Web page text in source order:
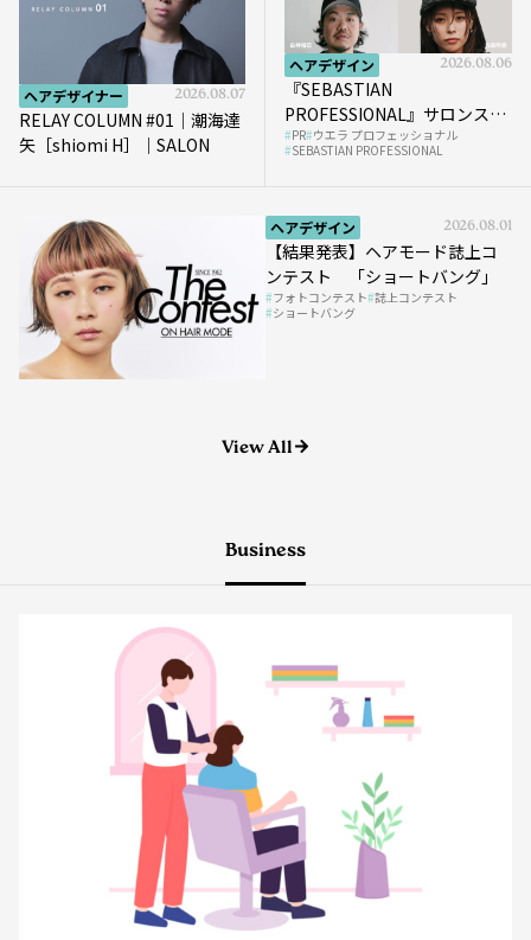
ヘアデザイナー 2026.08.07
RELAY COLUMN #01｜潮海達
矢［shiomi H］｜SALON
ヘアデザイン 2026.08.06
『SEBASTIAN
PROFESSIONAL』サロンスタ
イルを完成させる“質感設
計”という新提案
PR ウエラ プロフェッショナル
SEBASTIAN PROFESSIONAL
【結果発表】ヘアモード誌上コ
ンテスト 「ショートバング」
フォトコンテスト 誌上コンテスト
ショートバング